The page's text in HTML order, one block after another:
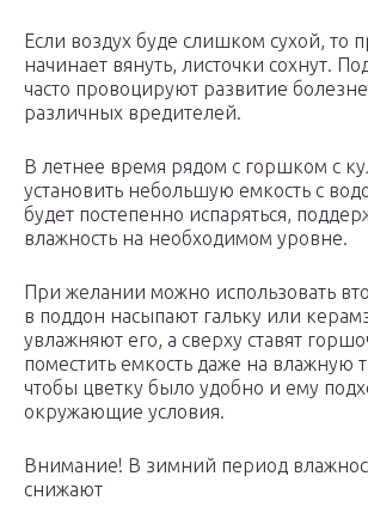
Если воздух буде слишком сухой, то
начинает вянуть, листочки сохнут.
часто провоцируют развитие
различных вредителей.
В летнее время рядом с горшком с
установить небольшую емкость с
будет постепенно испаряться,
влажность на необходимом уровне.
При желании можно использовать
в поддон насыпают гальку или
увлажняют его, а сверху ставят
поместить емкость даже на влажную
чтобы цветку было удобно и ему
окружающие условия.
Внимание! В зимний период
снижают